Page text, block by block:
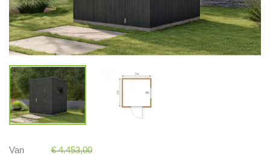
Van
€ 4.453,00